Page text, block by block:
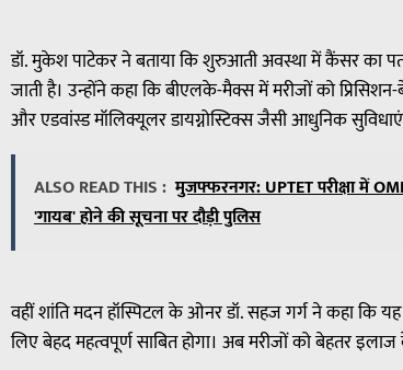
डॉ. मुकेश पाटेकर ने बताया कि शुरुआती अवस्था में कैंसर का
जाती है। उन्होंने कहा कि बीएलके-मैक्स में मरीजों को प्रिसिशन-
और एडवांस्ड मॉलिक्यूलर डायग्नोस्टिक्स जैसी आधुनिक
ALSO READ THIS : मुजफ्फरनगर: UPTET परीक्षा में
'गायब' होने की सूचना पर दौड़ी पुलिस
वहीं शांति मदन हॉस्पिटल के ओनर डॉ. सहज गर्ग ने कहा
लिए बेहद महत्वपूर्ण साबित होगा। अब मरीजों को बेहतर इलाज